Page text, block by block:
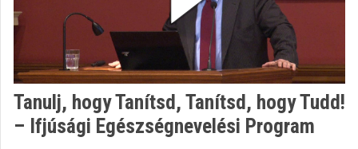
Organization home
Log In
Organization discovery
Categories
Tanulj, hogy Tanítsd, Tanítsd, hogy Tudd!
– Ifjúsági Egészségnevelési Program